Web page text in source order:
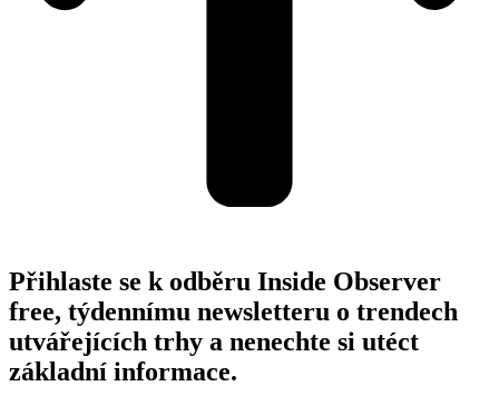
Přihlaste se k odběru Inside Observer
free, týdennímu newsletteru o trendech
utvářejících trhy a nenechte si utéct
základní informace.